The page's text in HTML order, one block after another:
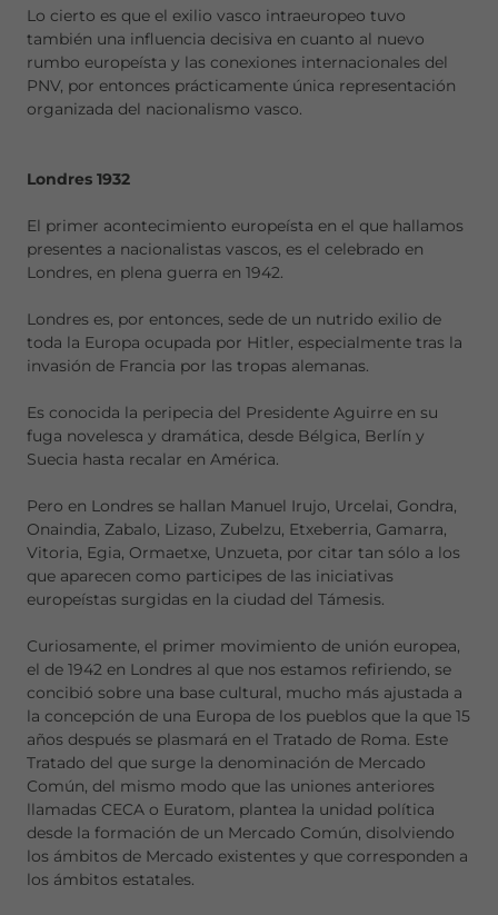
Lo cierto es que el exilio vasco intraeuropeo tuvo
también una influencia decisiva en cuanto al nuevo
rumbo europeísta y las conexiones internacionales del
PNV, por entonces prácticamente única representación
organizada del nacionalismo vasco.
Londres 1932
El primer acontecimiento europeísta en el que hallamos
presentes a nacionalistas vascos, es el celebrado en
Londres, en plena guerra en 1942.
Londres es, por entonces, sede de un nutrido exilio de
toda la Europa ocupada por Hitler, especialmente tras la
invasión de Francia por las tropas alemanas.
Es conocida la peripecia del Presidente Aguirre en su
fuga novelesca y dramática, desde Bélgica, Berlín y
Suecia hasta recalar en América.
Pero en Londres se hallan Manuel Irujo, Urcelai, Gondra,
Onaindia, Zabalo, Lizaso, Zubelzu, Etxeberria, Gamarra,
Vitoria, Egia, Ormaetxe, Unzueta, por citar tan sólo a los
que aparecen como participes de las iniciativas
europeístas surgidas en la ciudad del Támesis.
Curiosamente, el primer movimiento de unión europea,
el de 1942 en Londres al que nos estamos refiriendo, se
concibió sobre una base cultural, mucho más ajustada a
la concepción de una Europa de los pueblos que la que 15
años después se plasmará en el Tratado de Roma. Este
Tratado del que surge la denominación de Mercado
Común, del mismo modo que las uniones anteriores
llamadas CECA o Euratom, plantea la unidad política
desde la formación de un Mercado Común, disolviendo
los ámbitos de Mercado existentes y que corresponden a
los ámbitos estatales.